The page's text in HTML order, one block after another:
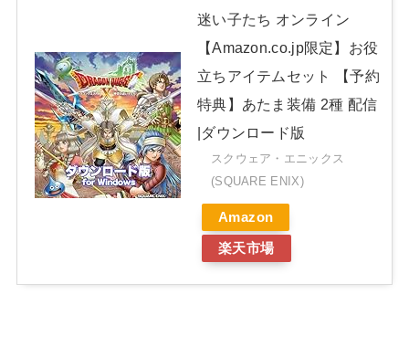
迷い子たち オンライン
【Amazon.co.jp限定】お役
立ちアイテムセット 【予約
特典】あたま装備 2種 配信
|ダウンロード版
スクウェア・エニックス
(SQUARE ENIX)
Amazon
楽天市場